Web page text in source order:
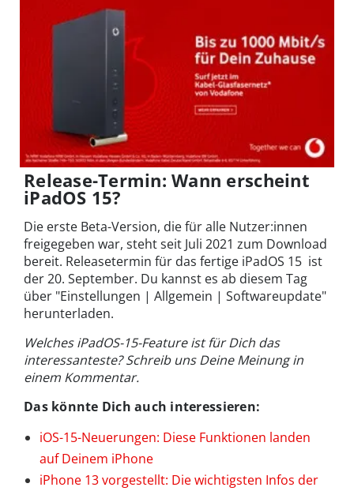
Release-Termin: Wann erscheint
iPadOS 15?
Die erste Beta-Version, die für alle Nutzer:innen
freigegeben war, steht seit Juli 2021 zum Download
bereit. Releasetermin für das fertige iPadOS 15 ist
der 20. September. Du kannst es ab diesem Tag
über "Einstellungen | Allgemein | Softwareupdate"
herunterladen.
Welches iPadOS-15-Feature ist für Dich das
interessanteste? Schreib uns Deine Meinung in
einem Kommentar.
Das könnte Dich auch interessieren:
iOS-15-Neuerungen: Diese Funktionen landen
auf Deinem iPhone
iPhone 13 vorgestellt: Die wichtigsten Infos der